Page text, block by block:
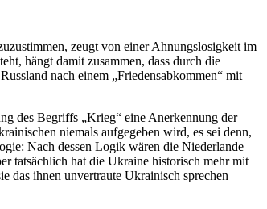
zeugt von einer Ahnungslosigkeit im
hängt damit zusammen, dass durch die
nach einem „Friedensabkommen“ mit
des Begriffs „Krieg“ eine Anerkennung der
niemals aufgegeben wird, es sei denn,
Nach dessen Logik wären die Niederlande
tatsächlich hat die Ukraine historisch mehr mit
das ihnen unvertraute Ukrainisch sprechen